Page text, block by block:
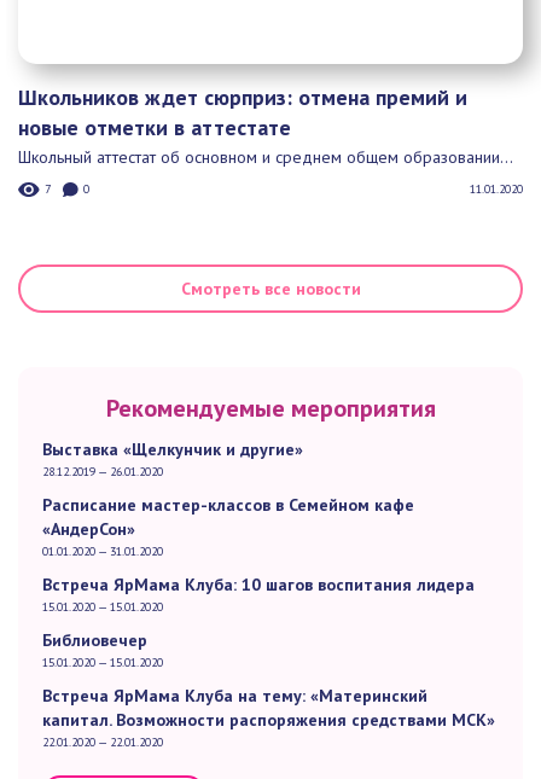
Школьников ждет сюрприз: отмена премий и
новые отметки в аттестате
Школьный аттестат об основном и среднем общем образовании...
7 0 11.01.2020
Смотреть все новости
Рекомендуемые мероприятия
Выставка «Щелкунчик и другие»
28.12.2019 — 26.01.2020
Расписание мастер-классов в Семейном кафе
«АндерСон»
01.01.2020 — 31.01.2020
Встреча ЯрМама Клуба: 10 шагов воспитания лидера
15.01.2020 — 15.01.2020
Библиовечер
15.01.2020 — 15.01.2020
Встреча ЯрМама Клуба на тему: «Материнский
капитал. Возможности распоряжения средствами МСК»
22.01.2020 — 22.01.2020